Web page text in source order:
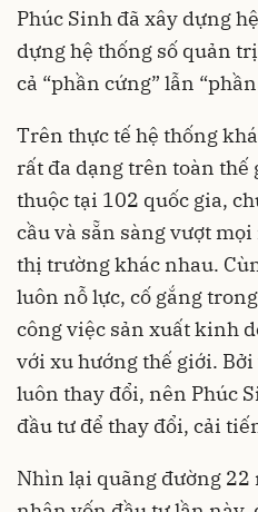
Phúc Sinh đã xây dựng
dựng hệ thống số quản
cả “phần cứng” lẫn
Trên thực tế hệ thống
rất đa dạng trên toàn
thuộc tại 102 quốc gia,
cầu và sẵn sàng vượt
thị trường khác nhau.
luôn nỗ lực, cố gắng
công việc sản xuất kinh
với xu hướng thế giới.
luôn thay đổi, nên Phúc
đầu tư để thay đổi, cải
Nhìn lại quãng đường